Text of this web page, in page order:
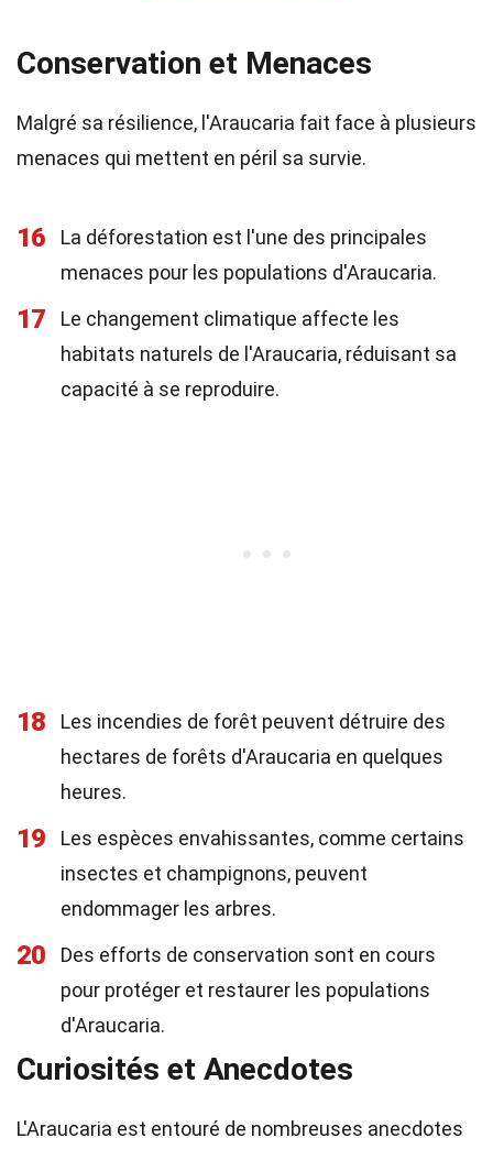
Conservation et Menaces
Malgré sa résilience, l'Araucaria fait face à plusieurs
menaces qui mettent en péril sa survie.
16
La déforestation est l'une des principales
menaces pour les populations d'Araucaria.
17
Le changement climatique affecte les
habitats naturels de l'Araucaria, réduisant sa
capacité à se reproduire.
18
Les incendies de forêt peuvent détruire des
hectares de forêts d'Araucaria en quelques
heures.
19
Les espèces envahissantes, comme certains
insectes et champignons, peuvent
endommager les arbres.
20
Des efforts de conservation sont en cours
pour protéger et restaurer les populations
d'Araucaria.
Curiosités et Anecdotes
L'Araucaria est entouré de nombreuses anecdotes